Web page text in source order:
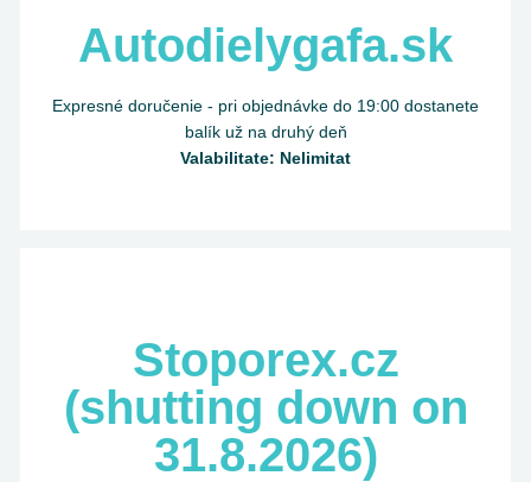
Autodielygafa.sk
Expresné doručenie - pri objednávke do 19:00 dostanete
balík už na druhý deň
Valabilitate: Nelimitat
Stoporex.cz
(shutting down on
31.8.2026)